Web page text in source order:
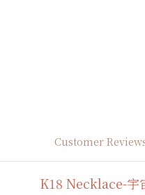
Customer
K18 Necklace-宇